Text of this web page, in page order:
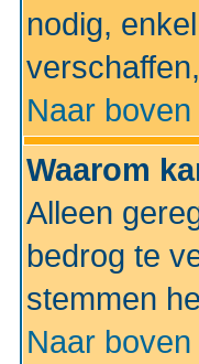
nodig,
Naar boven
Waarom
Alleen
bedrog te
stemmen
Naar boven